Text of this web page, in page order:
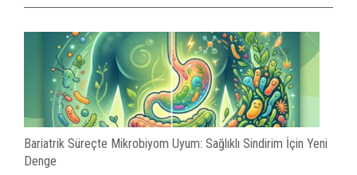
Bariatrik Süreçte Mikrobiyom Uyum: Sağlıklı Sindirim İçin Yeni
Denge